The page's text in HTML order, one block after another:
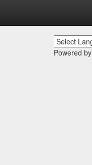
Powered by